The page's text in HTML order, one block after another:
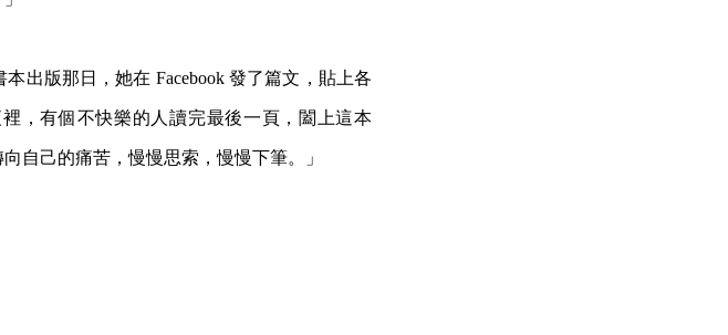
出版那日，她在 Facebook 發了篇文，貼上各
，有個不快樂的人讀完最後一頁，闔上這本
自己的痛苦，慢慢思索，慢慢下筆。」